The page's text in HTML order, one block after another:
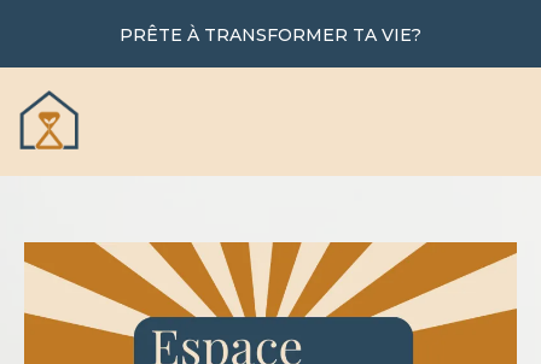
PRÊTE À TRANSFORMER TA VIE?